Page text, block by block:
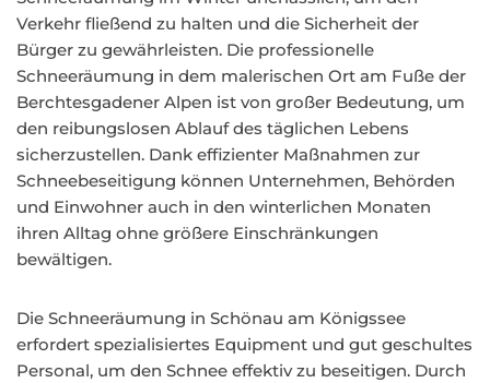
Verkehr fließend zu halten und die Sicherheit der
Bürger zu gewährleisten. Die professionelle
Schneeräumung in dem malerischen Ort am Fuße der
Berchtesgadener Alpen ist von großer Bedeutung, um
den reibungslosen Ablauf des täglichen Lebens
sicherzustellen. Dank effizienter Maßnahmen zur
Schneebeseitigung können Unternehmen, Behörden
und Einwohner auch in den winterlichen Monaten
ihren Alltag ohne größere Einschränkungen
bewältigen.
Die Schneeräumung in Schönau am Königssee
erfordert spezialisiertes Equipment und gut geschultes
Personal, um den Schnee effektiv zu beseitigen. Durch